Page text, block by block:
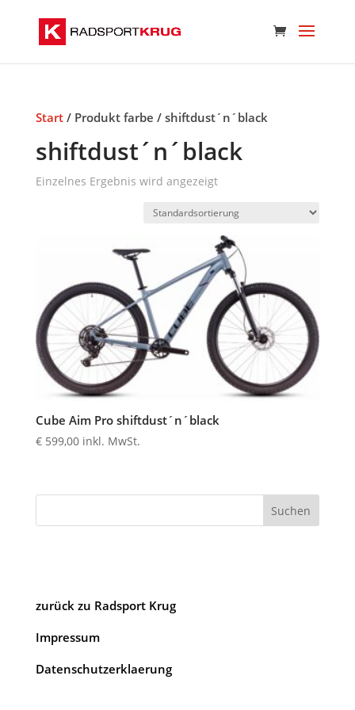
Start/ Produkt farbe / shiftdust´n´black
shiftdust´n´black
Einzelnes Ergebnis wird angezeigt
Cube Aim Pro shiftdust´n´black
€599,00 inkl. MwSt.
Suchen
zurück zu Radsport Krug
Impressum
Datenschutzerklaerung